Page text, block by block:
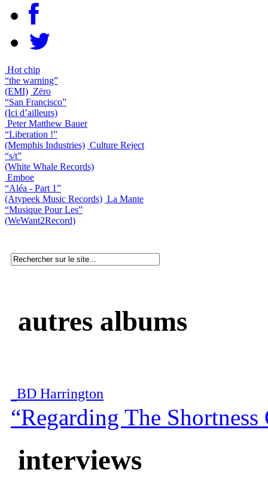
Hot chip
“the warning”
(EMI) Zëro
“San Francisco”
(Ici d’ailleurs)
Peter Matthew Bauer
“Liberation !”
(Memphis Industries) Culture Reject
“s/t”
(White Whale Records)
Emboe
“Aléa - Part 1”
(Atypeek Music Records) La Mante
“Musique Pour Les”
(WeWant2Record)
autres albums
BD Harrington
“Regarding The
interviews